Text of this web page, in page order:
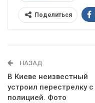
Поделиться
НАЗАД
В Киеве неизвестный
устроил перестрелку с
полицией. Фото